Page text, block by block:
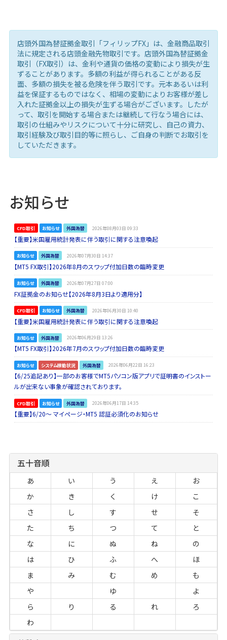
店頭外国為替証拠金取引「フィリップFX」は、金融商品取引
法に規定される店頭金融先物取引です。店頭外国為替証拠金
取引（FX取引）は、金利や通貨の価格の変動により損失が生
ずることがあります。多額の利益が得られることがある反
面、多額の損失を被る危険を伴う取引です。元本あるいは利
益を保証するものではなく、相場の変動によりお客様が差し
入れた証拠金以上の損失が生ずる場合がございます。したが
って、取引を開始する場合または継続して行なう場合には、
取引の仕組みやリスクについて十分に研究し、自己の資力、
取引経験及び取引目的等に照らし、ご自身の判断でお取引を
していただきます。
お知らせ
CFD取引 お知らせ 外国為替 2026年08月03日 09:33
【重要】米国雇用統計発表に伴う取引に関する注意喚起
お知らせ 外国為替 2026年07月30日 14:37
【MT5 FX取引】2026年8月のスワップ付加日数の臨時変更
お知らせ 外国為替 2026年07月27日 07:00
FX証拠金のお知らせ【2026年8月3日より適用分】
CFD取引 お知らせ 外国為替 2026年06月30日 10:40
【重要】米国雇用統計発表に伴う取引に関する注意喚起
お知らせ 外国為替 2026年06月29日 13:26
【MT5 FX取引】2026年7月のスワップ付加日数の臨時変更
お知らせ システム稼動状況 外国為替 2026年06月22日 16:23
【6/25追記あり】一部のお客様でMT5パソコン版アプリで証明書のインストー
ルが出来ない事象が確認されております。
CFD取引 お知らせ 外国為替 2026年06月17日 14:35
【重要】6/20～ マイページ・MT5 認証必須化のお知らせ
五十音順
あ い う え
お
か
き く け
こ
さ
し す せ
そ
た
ち つ て
と
な
に ぬ ね
の
は
ひ ふ へ
ほ
ま
み む め
も
や
ゆ
よ
ら
り る れ
ろ
わ